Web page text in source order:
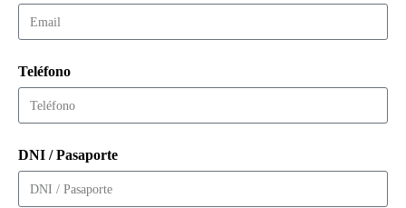
Teléfono
DNI / Pasaporte